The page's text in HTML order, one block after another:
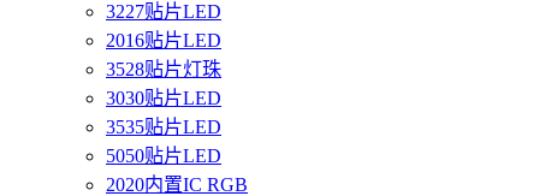
3227贴片LED
2016贴片LED
3528贴片灯珠
3030贴片LED
3535贴片LED
5050贴片LED
2020内置IC RGB